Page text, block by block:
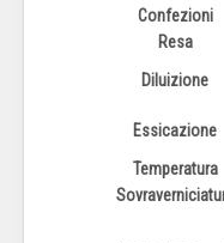
Confezioni
Resa
Diluizione
Essicazione
Temperatura